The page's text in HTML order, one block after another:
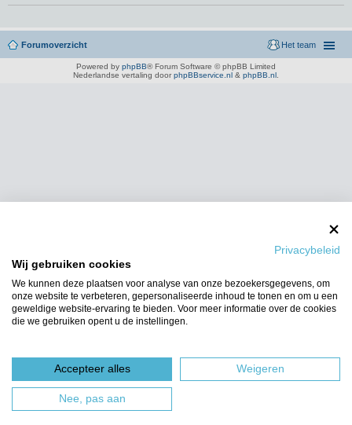
Privacybeleid
Wij gebruiken cookies
We kunnen deze plaatsen voor analyse van onze bezoekersgegevens, om
onze website te verbeteren, gepersonaliseerde inhoud te tonen en om u een
geweldige website-ervaring te bieden. Voor meer informatie over de cookies
die we gebruiken opent u de instellingen.
Accepteer alles Weigeren
Nee, pas aan
Forumoverzicht Het team
Powered by phpBB® Forum Software © phpBB Limited
Nederlandse vertaling door phpBBservice.nl & phpBB.nl